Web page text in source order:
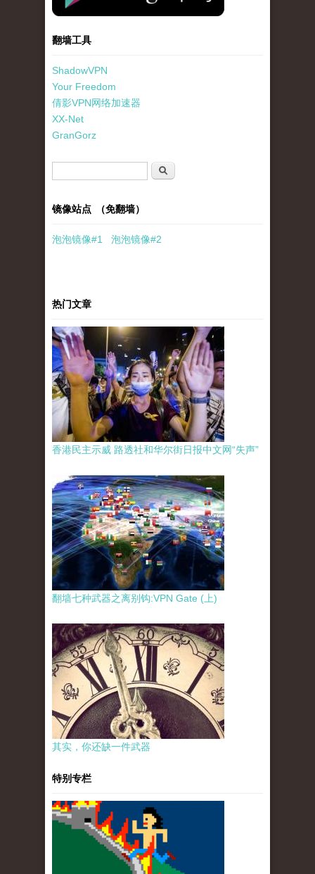
翻墙工具
ShadowVPN
Your Freedom
倩影VPN网络加速器
XX-Net
GranGorz
搜索
镜像站点 （免翻墙）
泡泡镜像#1 泡泡镜像#2
热门文章
香港民主示威 路透社和华尔街日报中文网“失声”
翻墙七种武器之离别钩:VPN Gate (上)
其实，你还缺一件武器
特别专栏